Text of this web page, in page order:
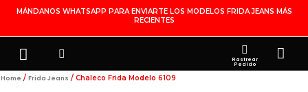
Contenido
MÁNDANOS WHATSAPP PARA ENVIARTE LOS MODELOS FRIDA JEANS MÁS
RECIENTES
MenuSearch Rastrear
Pedido
Home / Frida Jeans / Chaleco Frida Modelo 6109